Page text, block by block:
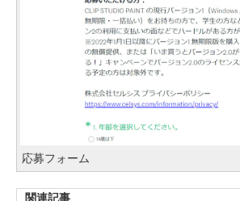
応募フォーム
関連記事